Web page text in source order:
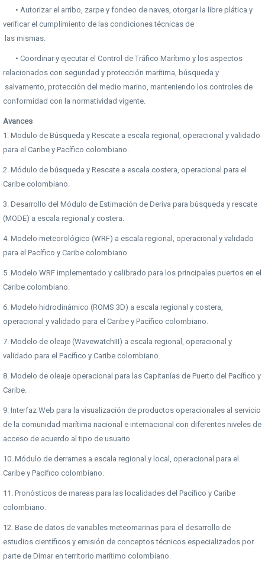
• Autorizar el arribo, zarpe y fondeo de naves, otorgar la libre plática y
verificar el cumplimiento de las condiciones técnicas de
las mismas.
• Coordinar y ejecutar el Control de Tráfico Marítimo y los aspectos
relacionados con seguridad y protección marítima, búsqueda y
salvamento, protección del medio marino, manteniendo los controles de
conformidad con la normatividad vigente.
Avances
1. Modulo de Búsqueda y Rescate a escala regional, operacional y validado
para el Caribe y Pacífico colombiano.
2. Módulo de búsqueda y Rescate a escala costera, operacional para el
Caribe colombiano.
3. Desarrollo del Módulo de Estimación de Deriva para búsqueda y rescate
(MODE) a escala regional y costera.
4. Modelo meteorológico (WRF) a escala regional, operacional y validado
para el Pacífico y Caribe colombiano.
5. Modelo WRF implementado y calibrado para los principales puertos en el
Caribe colombiano.
6. Modelo hidrodinámico (ROMS 3D) a escala regional y costera,
operacional y validado para el Caribe y Pacífico colombiano.
7. Modelo de oleaje (WavewatchIII) a escala regional, operacional y
validado para el Pacífico y Caribe colombiano.
8. Modelo de oleaje operacional para las Capitanías de Puerto del Pacífico y
Caribe.
9. Interfaz Web para la visualización de productos operacionales al servicio
de la comunidad marítima nacional e internacional con diferentes niveles de
acceso de acuerdo al tipo de usuario.
10. Módulo de derrames a escala regional y local, operacional para el
Caribe y Pacifico colombiano.
11. Pronósticos de mareas para las localidades del Pacífico y Caribe
colombiano.
12. Base de datos de variables meteomarinas para el desarrollo de
estudios científicos y emisión de conceptos técnicos especializados por
parte de Dimar en territorio marítimo colombiano.